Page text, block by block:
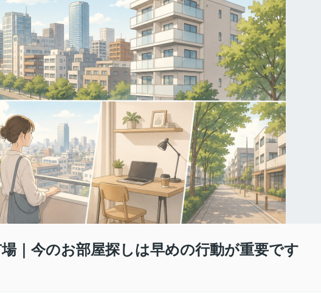
｜今のお部屋探しは早めの行動が重要です